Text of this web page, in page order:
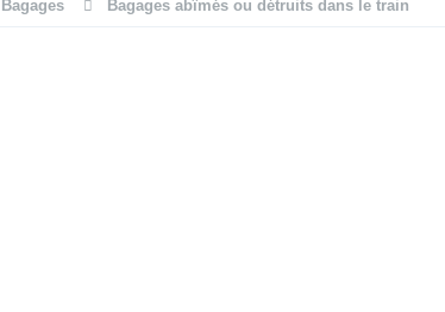
Bagages Bagages abîmés ou détruits dans le train